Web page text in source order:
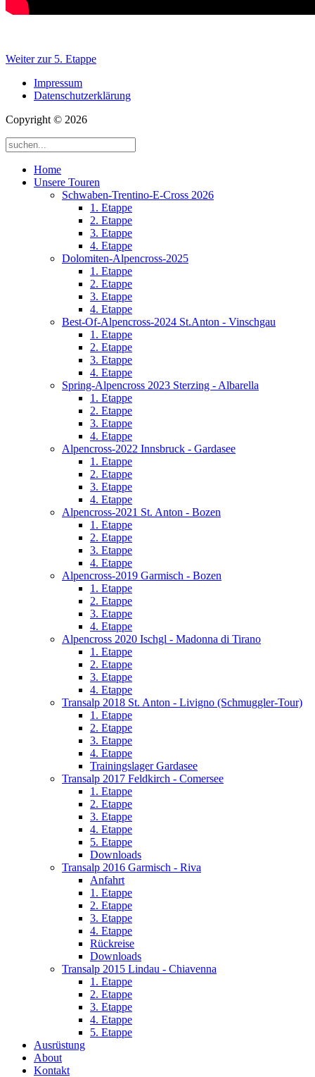
Weiter zur 5. Etappe
Impressum
Datenschutzerklärung
Copyright © 2026
Home
Unsere Touren
Schwaben-Trentino-E-Cross 2026
1. Etappe
2. Etappe
3. Etappe
4. Etappe
Dolomiten-Alpencross-2025
1. Etappe
2. Etappe
3. Etappe
4. Etappe
Best-Of-Alpencross-2024 St.Anton - Vinschgau
1. Etappe
2. Etappe
3. Etappe
4. Etappe
Spring-Alpencross 2023 Sterzing - Albarella
1. Etappe
2. Etappe
3. Etappe
4. Etappe
Alpencross-2022 Innsbruck - Gardasee
1. Etappe
2. Etappe
3. Etappe
4. Etappe
Alpencross-2021 St. Anton - Bozen
1. Etappe
2. Etappe
3. Etappe
4. Etappe
Alpencross-2019 Garmisch - Bozen
1. Etappe
2. Etappe
3. Etappe
4. Etappe
Alpencross 2020 Ischgl - Madonna di Tirano
1. Etappe
2. Etappe
3. Etappe
4. Etappe
Transalp 2018 St. Anton - Livigno (Schmuggler-Tour)
1. Etappe
2. Etappe
3. Etappe
4. Etappe
Trainingslager Gardasee
Transalp 2017 Feldkirch - Comersee
1. Etappe
2. Etappe
3. Etappe
4. Etappe
5. Etappe
Downloads
Transalp 2016 Garmisch - Riva
Anfahrt
1. Etappe
2. Etappe
3. Etappe
4. Etappe
Rückreise
Downloads
Transalp 2015 Lindau - Chiavenna
1. Etappe
2. Etappe
3. Etappe
4. Etappe
5. Etappe
Ausrüstung
About
Kontakt